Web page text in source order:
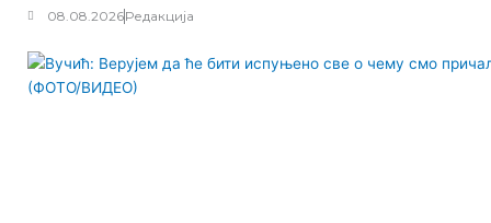
08.08.2026Редакција